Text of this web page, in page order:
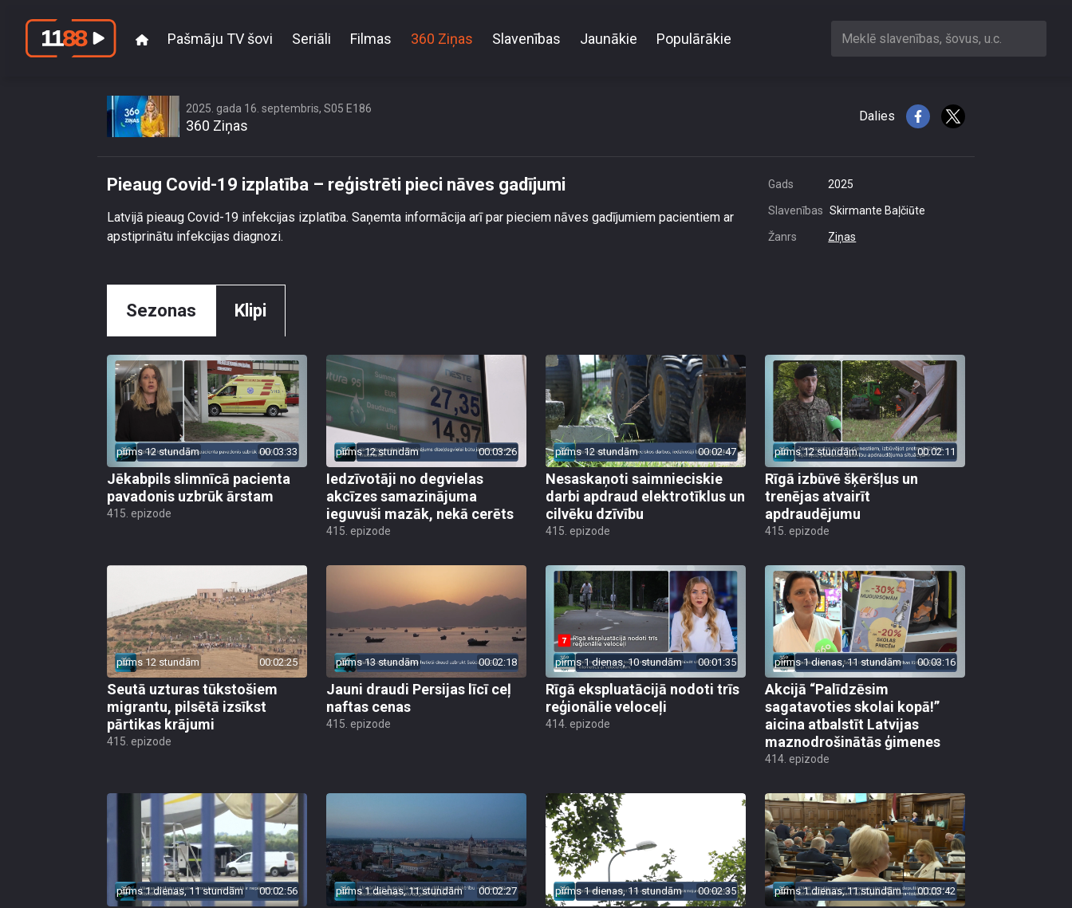
Pašmāju TV šovi Seriāli Filmas 360 Ziņas Slavenības Jaunākie Populārākie Meklē slavenības, šovus, u.c.
2025. gada 16. septembris, S05 E186
360 Ziņas
Dalies
Pieaug Covid-19 izplatība – reģistrēti pieci nāves gadījumi
Latvijā pieaug Covid-19 infekcijas izplatība. Saņemta informācija arī par pieciem nāves gadījumiem pacientiem ar
apstiprinātu infekcijas diagnozi.
Gads 2025
Slavenības Skirmante Baļčiūte
Žanrs Ziņas
Sezonas Klipi
pirms 12 stundām 00:03:33
Jēkabpils slimnīcā pacienta
pavadonis uzbrūk ārstam
415. epizode
pirms 12 stundām 00:03:26
Iedzīvotāji no degvielas
akcīzes samazinājuma
ieguvuši mazāk, nekā cerēts
415. epizode
pirms 12 stundām 00:02:47
Nesaskaņoti saimnieciskie
darbi apdraud elektrotīklus un
cilvēku dzīvību
415. epizode
pirms 12 stundām 00:02:11
Rīgā izbūvē šķēršļus un
trenējas atvairīt
apdraudējumu
415. epizode
pirms 12 stundām 00:02:25
Seutā uzturas tūkstošiem
migrantu, pilsētā izsīkst
pārtikas krājumi
415. epizode
pirms 13 stundām 00:02:18
Jauni draudi Persijas līcī ceļ
naftas cenas
415. epizode
pirms 1 dienas, 10 stundām 00:01:35
Rīgā ekspluatācijā nodoti trīs
reģionālie veloceļi
414. epizode
pirms 1 dienas, 11 stundām 00:03:16
Akcijā “Palīdzēsim
sagatavoties skolai kopā!”
aicina atbalstīt Latvijas
maznodrošinātās ģimenes
414. epizode
pirms 1 dienas, 11 stundām 00:02:56 pirms 1 dienas, 11 stundām 00:02:27 pirms 1 dienas, 11 stundām 00:02:35 pirms 1 dienas, 11 stundām 00:03:42